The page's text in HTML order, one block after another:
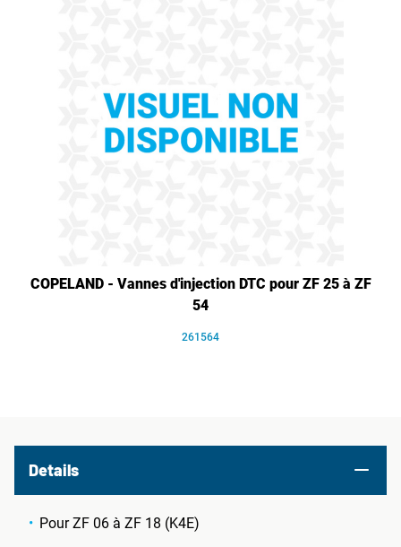
COPELAND - Vannes d'injection DTC pour ZF 25 à ZF
54
261564
Details
Pour ZF 06 à ZF 18 (K4E)